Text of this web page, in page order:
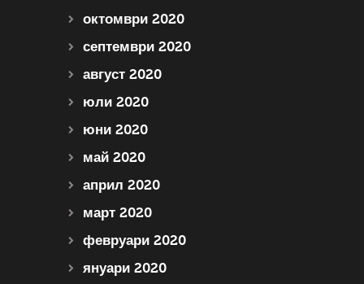
октомври 2020
септември 2020
август 2020
юли 2020
юни 2020
май 2020
април 2020
март 2020
февруари 2020
януари 2020